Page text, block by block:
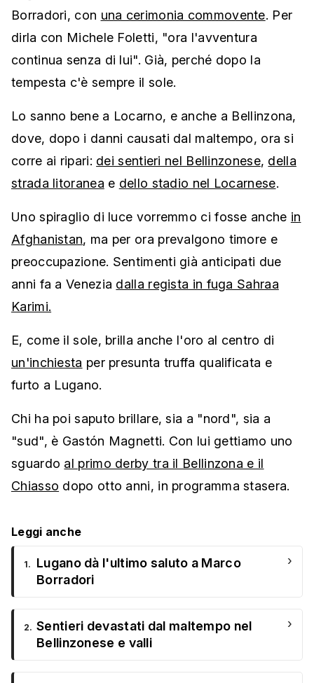
Borradori, con una cerimonia commovente. Per
dirla con Michele Foletti, "ora l'avventura
continua senza di lui". Già, perché dopo la
tempesta c'è sempre il sole.
Lo sanno bene a Locarno, e anche a Bellinzona,
dove, dopo i danni causati dal maltempo, ora si
corre ai ripari: dei sentieri nel Bellinzonese, della
strada litoranea e dello stadio nel Locarnese.
Uno spiraglio di luce vorremmo ci fosse anche in
Afghanistan, ma per ora prevalgono timore e
preoccupazione. Sentimenti già anticipati due
anni fa a Venezia dalla regista in fuga Sahraa
Karimi.
E, come il sole, brilla anche l'oro al centro di
un'inchiesta per presunta truffa qualificata e
furto a Lugano.
Chi ha poi saputo brillare, sia a "nord", sia a
"sud", è Gastón Magnetti. Con lui gettiamo uno
sguardo al primo derby tra il Bellinzona e il
Chiasso dopo otto anni, in programma stasera.
Leggi anche
1.
Lugano dà l'ultimo saluto a Marco
Borradori
›
2. Sentieri devastati dal maltempo nel
Bellinzonese e valli
›